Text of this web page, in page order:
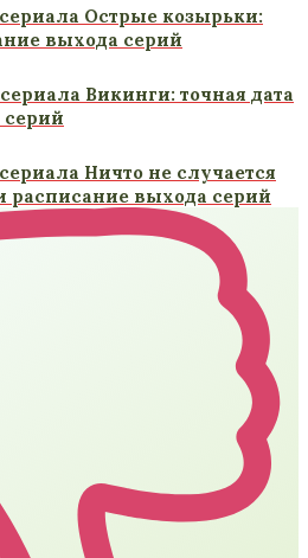
Острые козырьки:
выхода серий
Викинги: точная дата
Ничто не случается
расписание выхода серий